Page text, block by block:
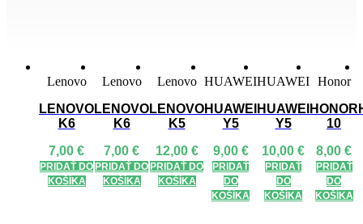
Lenovo
LENOVO
K6
7,00 €
PRIDAŤ DO
KOŠÍKA
Lenovo
LENOVO
K6
7,00 €
PRIDAŤ DO
KOŠÍKA
Lenovo
LENOVO
K5
12,00 €
PRIDAŤ DO
KOŠÍKA
HUAWEI
HUAWEI
Y5
9,00 €
PRIDAŤ
DO
KOŠÍKA
HUAWEI
HUAWEI
Y5
10,00 €
PRIDAŤ
DO
KOŠÍKA
Honor
HONOR
10
8,00 €
PRIDAŤ
DO
KOŠÍKA